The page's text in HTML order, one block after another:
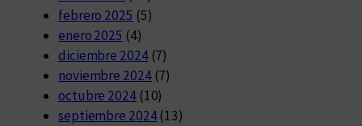
febrero 2025 (5)
enero 2025 (4)
diciembre 2024(7)
noviembre 2024(7)
octubre 2024(10)
septiembre 2024(13)